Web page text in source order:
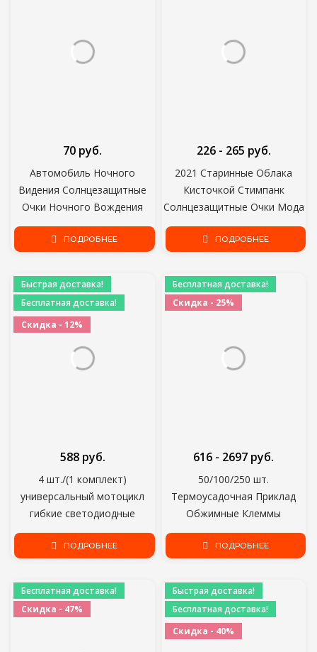
Автомобиль Ночного
Видения Солнцезащитные
Очки Ночного Вождения
Очки Водитель Очки Унисекс
Солнцезащитные Очки УФ-
Очки Очки
70 руб.
ПОДРОБНЕЕ
2021 Старинные Облака
Кисточкой Стимпанк
Солнцезащитные Очки Мода
Без Оправы Вождения Очки
Женщины Мужчины
Оттенки UV400
226 - 265 руб.
ПОДРОБНЕЕ
Быстрая доставка!
Бесплатная доставка!
Скидка - 12%
4 шт./(1 комплект)
универсальный мотоцикл
гибкие светодиодные
поворотник желтый
индикатор Light для Yamaha
2008-2011
588 руб.
ПОДРОБНЕЕ
Бесплатная доставка!
Скидка - 25%
50/100/250 шт.
Термоусадочная Приклад
Обжимные Клеммы
Водонепроницаемый Припой
Провод Кабель Сращивания
Автомобиль Мотоцикл
616 - 2697 руб.
ПОДРОБНЕЕ
Бесплатная доставка!
Скидка - 47%
Быстрая доставка!
Бесплатная доставка!
Скидка - 40%